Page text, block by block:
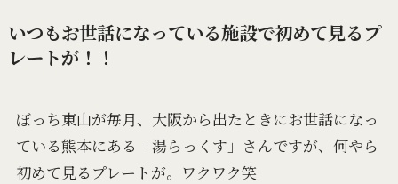
いつもお世話になっている施設で初めて見るプ
レートが！！
ぼっち東山が毎月、大阪から出たときにお世話になっ
ている熊本にある「湯らっくす」さんですが、何やら
初めて見るプレートが。ワクワク笑